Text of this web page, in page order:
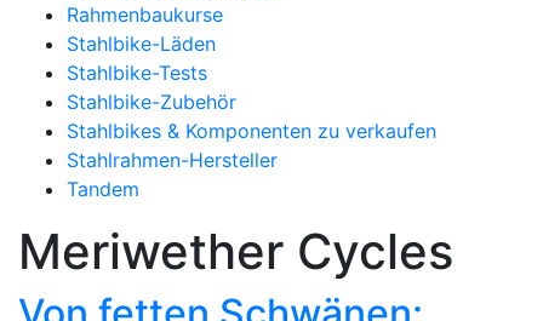
Rahmenbaukurse
Stahlbike-Läden
Stahlbike-Tests
Stahlbike-Zubehör
Stahlbikes & Komponenten zu verkaufen
Stahlrahmen-Hersteller
Tandem
Meriwether Cycles